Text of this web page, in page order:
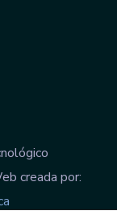
creada por: